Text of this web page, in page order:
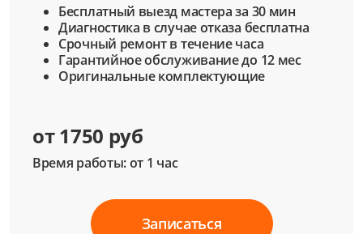
Бесплатный выезд мастера за 30 мин
Диагностика в случае отказа бесплатна
Срочный ремонт в течение часа
Гарантийное обслуживание до 12 мес
Оригинальные комплектующие
от 1750 руб
Время работы: от 1 час
Записаться